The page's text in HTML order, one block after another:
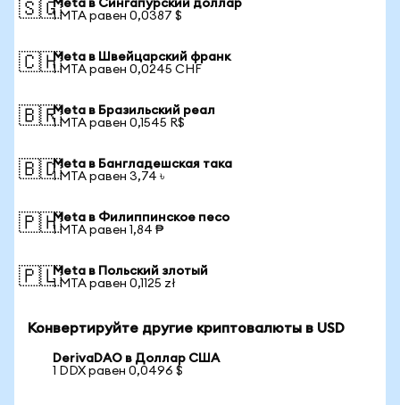
🇸🇬Meta в Сингапурский доллар
1 MTA равен 0,0387 $
🇨🇭Meta в Швейцарский франк
1 MTA равен 0,0245 CHF
🇧🇷Meta в Бразильский реал
1 MTA равен 0,1545 R$
🇧🇩Meta в Бангладешская така
1 MTA равен 3,74 ৳
🇵🇭Meta в Филиппинское песо
1 MTA равен 1,84 ₱
🇵🇱Meta в Польский злотый
1 MTA равен 0,1125 zł
Конвертируйте другие криптовалюты в USD
DerivaDAO в Доллар США
1 DDX равен 0,0496 $